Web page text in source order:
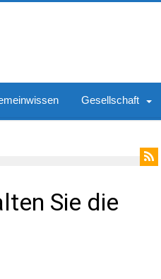
Gesellschaft
Sie die